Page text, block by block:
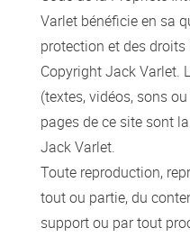
Varlet bénéficie en sa
protection et des
Copyright Jack Varlet.
(textes, vidéos, sons
pages de ce site sont
Jack Varlet.
Toute reproduction,
tout ou partie, du
support ou par tout